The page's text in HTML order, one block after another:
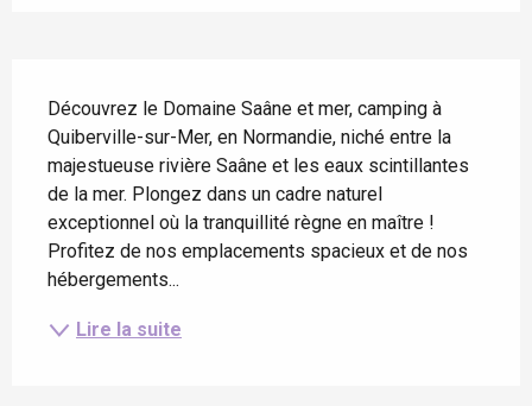
Découvrez le Domaine Saâne et mer, camping à
Quiberville-sur-Mer, en Normandie, niché entre la
majestueuse rivière Saâne et les eaux scintillantes
de la mer. Plongez dans un cadre naturel
exceptionnel où la tranquillité règne en maître !
Profitez de nos emplacements spacieux et de nos
hébergements...
Lire la suite